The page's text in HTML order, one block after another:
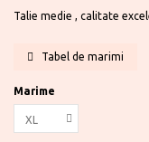
Talie medie , calitate
Tabel de marimi
Marime